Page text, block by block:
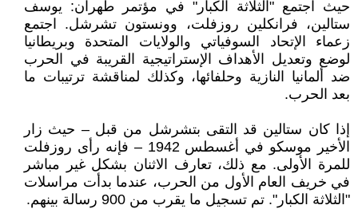
حيث اجتمع "الثلاثة الكبار" في مؤتمر طهران: يوسف
ستالين، فرانكلين روزفلت، وونستون تشرشل. اجتمع
زعماء الإتحاد السوفياتي والولايات المتحدة وبريطانيا
لوضع وتعديل الأهداف الإستراتيجية القريبة في الحرب
ضد ألمانيا النازية وحلفائها، وكذلك لمناقشة ترتيبات ما
بعد الحرب.
إذا كان ستالين قد التقى بتشرشل من قبل – حيث زار
الأخير موسكو في أغسطس 1942 – فإنه رأى روزفلت
للمرة الأولى. مع ذلك، تعارف الاثنان بشكل غير مباشر
في خريف العام الأول من الحرب، عندما بدأت مراسلات
"الثلاثة الكبار". تم تسجيل ما يقرب من 900 رسالة بينهم.